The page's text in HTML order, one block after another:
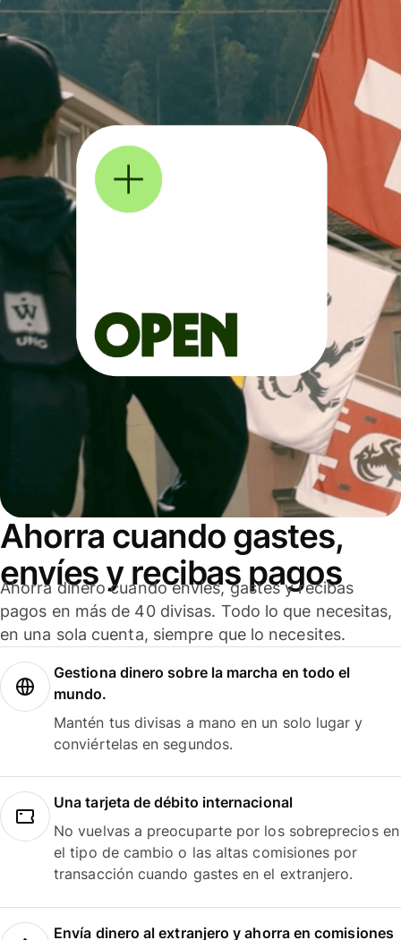
Ahorra cuando gastes,
envíes y recibas pagos
Ahorra dinero cuando envíes, gastes y recibas
pagos en más de 40 divisas. Todo lo que necesitas,
en una sola cuenta, siempre que lo necesites.
Gestiona dinero sobre la marcha en todo el
mundo.
Mantén tus divisas a mano en un solo lugar y
conviértelas en segundos.
Una tarjeta de débito internacional
No vuelvas a preocuparte por los sobreprecios en
el tipo de cambio o las altas comisiones por
transacción cuando gastes en el extranjero.
Envía dinero al extranjero y ahorra en comisiones